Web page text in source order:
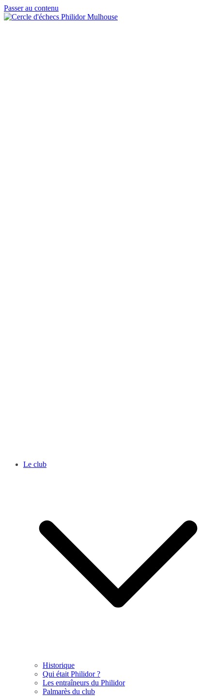
Passer au contenu
Le club
Historique
Qui était Philidor ?
Les entraîneurs du Philidor
Palmarès du club